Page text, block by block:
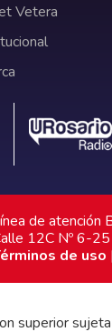
Vetera
de
12C Nº 6-
de uso |
superior